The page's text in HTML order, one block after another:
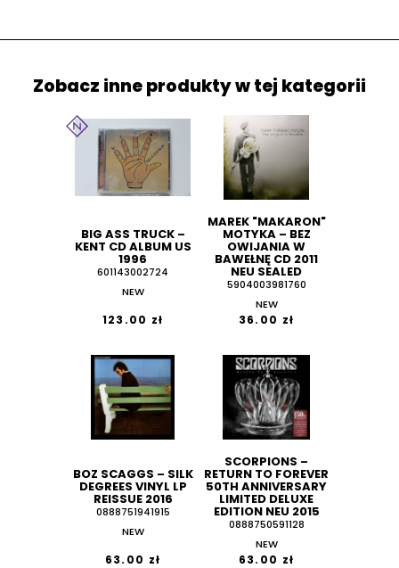
Zobacz inne produkty w tej kategorii
BIG ASS TRUCK –
KENT CD ALBUM US
1996
601143002724
NEW
123.00 zł
MAREK "MAKARON"
MOTYKA ‎– BEZ
OWIJANIA W
BAWEŁNĘ CD 2011
NEU SEALED
5904003981760
NEW
36.00 zł
BOZ SCAGGS ‎– SILK
DEGREES VINYL LP
REISSUE 2016
0888751941915
NEW
63.00 zł
SCORPIONS ‎–
RETURN TO FOREVER
50TH ANNIVERSARY
LIMITED DELUXE
EDITION NEU 2015
0888750591128
NEW
63.00 zł